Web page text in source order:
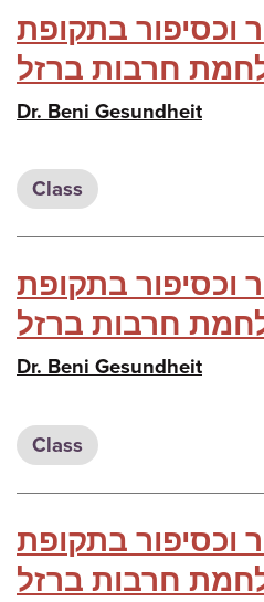
וכסיפור בתקופת
Dr. Beni Gesundheit
Class
וכסיפור בתקופת
Dr. Beni Gesundheit
Class
וכסיפור בתקופת